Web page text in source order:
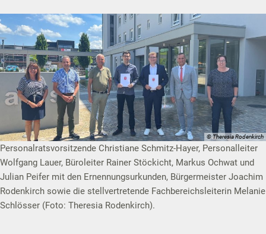
© Theresia Rodenkirch
Personalratsvorsitzende Christiane Schmitz-Hayer, Personalleiter
Wolfgang Lauer, Büroleiter Rainer Stöckicht, Markus Ochwat und
Julian Peifer mit den Ernennungsurkunden, Bürgermeister Joachim
Rodenkirch sowie die stellvertretende Fachbereichsleiterin Melanie
Schlösser (Foto: Theresia Rodenkirch).